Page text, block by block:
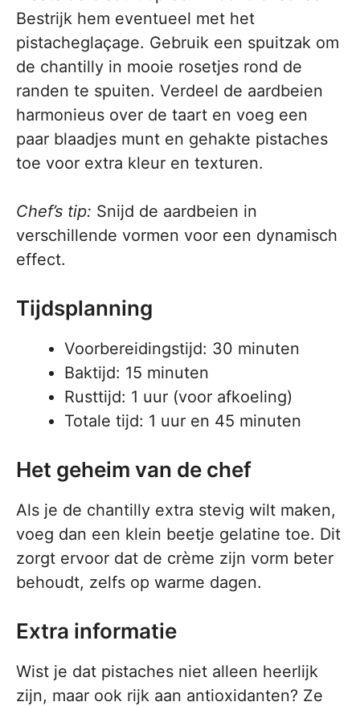
Bestrijk hem eventueel met het
pistacheglaçage. Gebruik een spuitzak om
de chantilly in mooie rosetjes rond de
randen te spuiten. Verdeel de aardbeien
harmonieus over de taart en voeg een
paar blaadjes munt en gehakte pistaches
toe voor extra kleur en texturen.
Chef’s tip: Snijd de aardbeien in
verschillende vormen voor een dynamisch
effect.
Tijdsplanning
Voorbereidingstijd: 30 minuten
Baktijd: 15 minuten
Rusttijd: 1 uur (voor afkoeling)
Totale tijd: 1 uur en 45 minuten
Het geheim van de chef
Als je de chantilly extra stevig wilt maken,
voeg dan een klein beetje gelatine toe. Dit
zorgt ervoor dat de crème zijn vorm beter
behoudt, zelfs op warme dagen.
Extra informatie
Wist je dat pistaches niet alleen heerlijk
zijn, maar ook rijk aan antioxidanten? Ze